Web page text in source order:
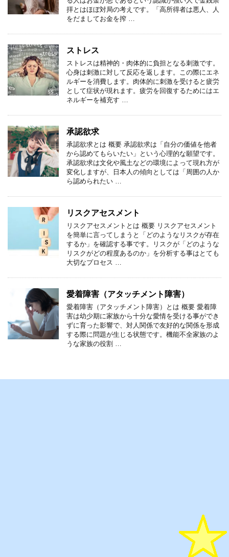
拝とはほぼ対局の考えです。「高所得者は悪人、人
をだましてお金を搾 …
ストレス
ストレスは精神的・肉体的に負担となる刺激です。
心身は刺激に対して反応を返します。この際にエネ
ルギーを消費します。肉体的に刺激を受けると疲労
として症状が現れます。疲労を回復するためにはエ
ネルギーを補充す …
承認欲求
承認欲求とは 概要 承認欲求は「自分の価値を他者
から認めてもらいたい」という心理的な願望です。
承認欲求は文化や風土などの環境によって現れ方が
変化しますが、日本人の傾向としては「周囲の人か
ら認められたい …
リスクアセスメント
リスクアセスメントとは 概要 リスクアセスメント
を簡単に言ってしまうと「どのようなリスクが存在
するか」を確認する事です。リスクが「どのような
リスクがどの程度あるのか」を分析する事はとても
大切なプロセス …
愛着障害（アタッチメント障害）
愛着障害（アタッチメント障害）とは 概要 愛着障
害は幼少期に家族から十分な愛情を受ける事ができ
ずに育った影響で、対人関係で友好的な関係を形成
する際に問題が生じる状態です。機能不全家族のよ
うな家族の役割 …